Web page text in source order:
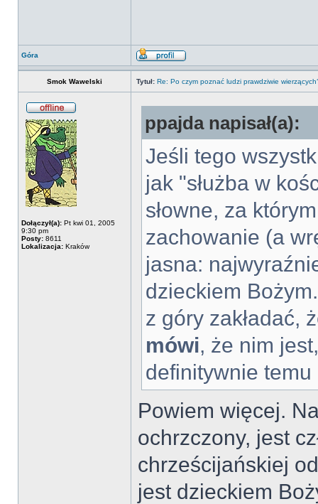
Góra
Smok Wawelski Tytuł: Re: Po czym poznać ludzi prawdziwie
Dołączył(a): Pt kwi 01, 2005
9:30 pm
Posty: 8611
Lokalizacja: Kraków
ppajda napisał(a):
Jeśli tego
jak "służba w
słowne, za
zachowanie (a
jasna:
dzieckiem
z góry zakładać,
mówi, że nim
definitywnie
Powiem więcej.
ochrzczony, jest
chrześcijańskiej
jest dzieckiem